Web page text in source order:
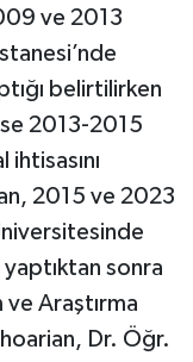
ve 2013
belirtilirken
2013-2015
ihtisasını
2015 ve 2023
sonra
ve Araştırma
Dr. Öğr.